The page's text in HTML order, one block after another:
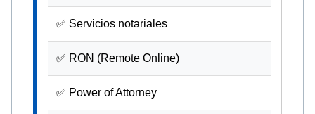
✅ Servicios notariales
✅ RON (Remote Online)
✅ Power of Attorney